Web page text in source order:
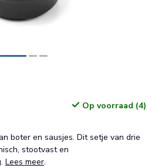
Op voorraad (4)
boter en sausjes. Dit setje van drie
stootvast en
Lees meer.